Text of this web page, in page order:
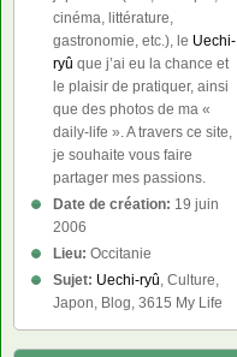
cinéma, littérature,
gastronomie, etc.), le Uechi-
ryû que j’ai eu la chance et
le plaisir de pratiquer, ainsi
que des photos de ma «
daily-life ». A travers ce site,
je souhaite vous faire
partager mes passions.
Date de création: 19 juin
2006
Lieu: Occitanie
Sujet: Uechi-ryû, Culture,
Japon, Blog, 3615 My Life